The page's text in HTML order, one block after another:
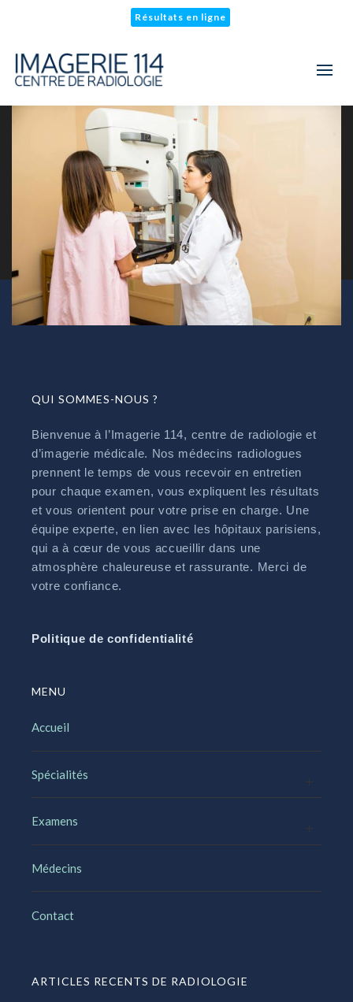
Résultats en ligne
QUI SOMMES-NOUS ?
Bienvenue à l’Imagerie 114, centre de radiologie et
d’imagerie médicale. Nos médecins radiologues
prennent le temps de vous recevoir en entretien
pour chaque examen, vous expliquent les résultats
et vous orientent pour votre prise en charge. Une
équipe experte, en lien avec les hôpitaux parisiens,
qui a à cœur de vous accueillir dans une
atmosphère chaleureuse et rassurante. Merci de
votre confiance.
Politique de confidentialité
MENU
Accueil
Spécialités
Examens
Médecins
Contact
ARTICLES RECENTS DE RADIOLOGIE